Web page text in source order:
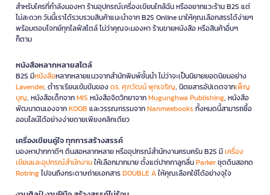
สำหรับใครที่กำลังมองหา ร้านอุปกรณ์เครื่องเขียนใกล้ฉัน หรืออยากแวะร้าน B2S แต่
ไม่สะดวก วันนี้เราได้รวบรวมสินค้าแนะนำจาก B2S Online มาให้คุณเลือกสรรได้ง่ายๆ
พร้อมตอบโจทย์ทุกไลฟ์สไตล์ ไม่ว่าคุณจะมองหา ร้านขายหนังสือ หรือสินค้าอื่นๆ
ก็ตาม
หนังสือหลากหลายสไตล์
B2S มีหนังสือหลากหลายแนวจากสำนักพิมพ์ชั้นนำ ไม่ว่าจะเป็นนิยายยอดนิยมอย่าง
Lavender, ตำราเรียนเข้มข้นของดร. ศุภวัฒน์ พุกเจริญ, นิตยสารอัปเดตจากเพ็ญ
บุญ, หนังสือเด็กจากMIS หนังสือจิตวิทยาจากMugunghwa Publishing, หนังสือ
พัฒนาตนเองจากKOOB และวรรณกรรมจากNanmeebooks ทั้งหมดนี้สามารถซื้อ
ออนไลน์ได้อย่างง่ายดายเพียงคลิกเดียว
เครื่องเขียนคู่ใจ ทุกการสร้างสรรค์
มองหาปากกาดีๆ ดินสอหลากหลาย หรืออุปกรณ์สำนักงานครบครัน B2S มีเครื่อง
เขียนและอุปกรณ์สำนักงานให้เลือกมากมาย ตั้งแต่ปากกาลูกลื่นParkerชุดดินสอกด
Rotringไปจนถึงกระดาษถ่ายเอกสารDOUBLE Aให้คุณเลือกใช้ได้อย่างจุใจ